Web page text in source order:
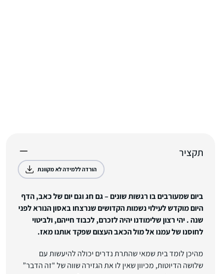
תקציר
הורדה ללמידה לא מקוונת
ביום שמעורבים בו רגשות שונים – גם חג וגם יום של כאב, הדף
היום מוקדש לעילוי נשמות הקדושים שנרצחו באסון הנורא לפני
שנה . יהי רצון שלימודנו יהיה לזכרם, לכבוד חייהם, ולביטוי
לחוסנו של עמנו אל מול הכאב העצום שפקד אותנו מאז.
מהיכן לומד בית שמאי שהתרת נדרים יכולה להיעשות עם
שלושה הדיוטות, מכיוון שאין לו את הגזירה שווה של "זה הדבר”